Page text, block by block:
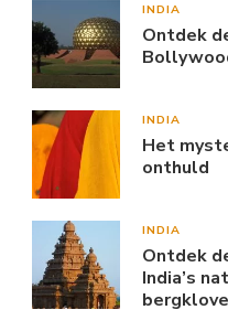
INDIA
Ontdek
INDIA
Het
onthuld
INDIA
Ontdek
India’s